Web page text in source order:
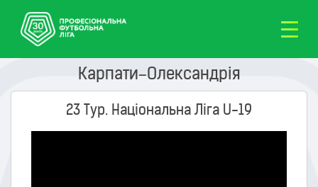
Карпати–Олександрія
23 Тур. Національна Ліга U-19